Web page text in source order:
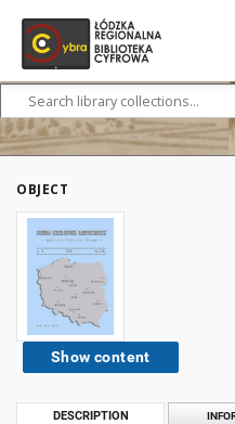
OBJECT
Show content
DESCRIPTION